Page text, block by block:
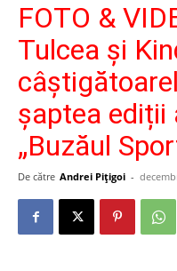
FOTO &
Tulcea și
șaptea ediții
„Buzăul
De către Andrei Pițigoi -